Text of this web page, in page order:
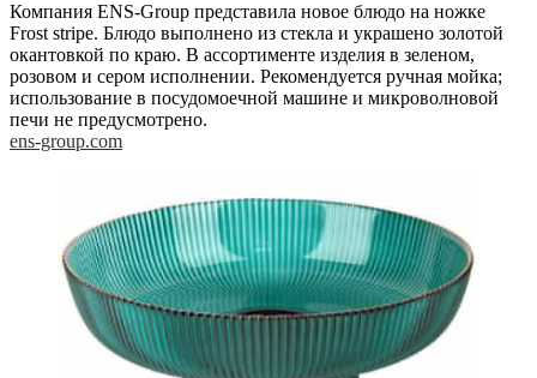
Компания ENS-Group представила новое блюдо на ножке
Frost stripe. Блюдо выполнено из стекла и украшено золотой
окантовкой по краю. В ассортименте изделия в зеленом,
розовом и сером исполнении. Рекомендуется ручная мойка;
использование в посудомоечной машине и микроволновой
печи не предусмотрено.
ens-group.com